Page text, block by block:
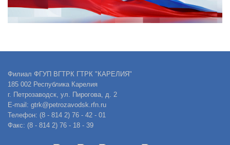
Филиал ФГУП ВГТРК ГТРК "КАРЕЛИЯ"
185 002 Республика Карелия
г. Петрозаводск, ул. Пирогова, д. 2
E-mail: gtrk@petrozavodsk.rfn.ru
Телефон: (8 - 814 2) 76 - 42 - 01
Факс: (8 - 814 2) 76 - 18 - 39